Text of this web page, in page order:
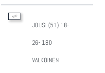
JOUSI (51) 18-
26- 180
VALKOINEN